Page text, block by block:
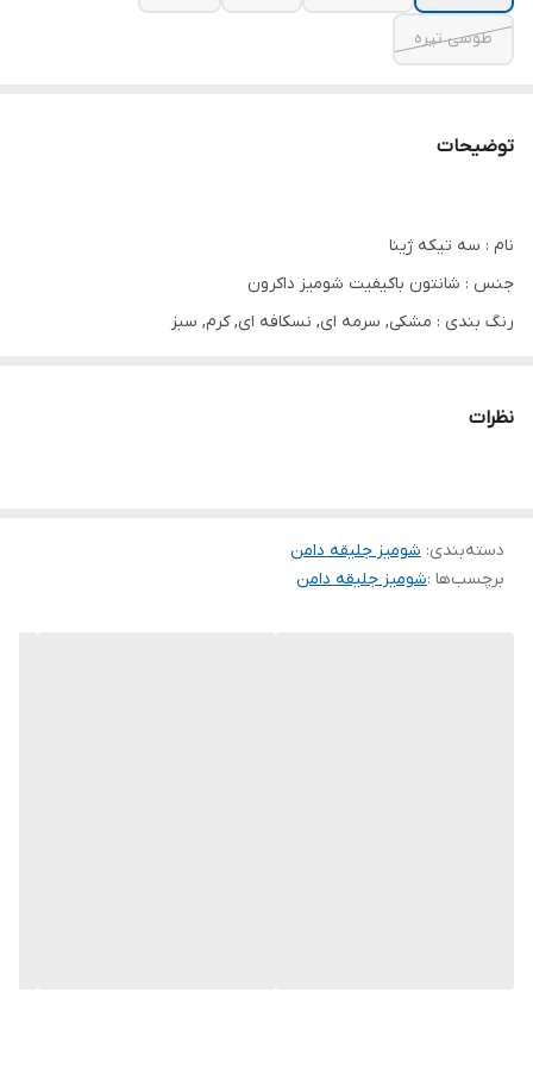
طوسی تیره
توضیحات
نام : سه تیکه ژینا
جنس : شانتون باکیفیت شومیز داکرون
رنگ بندی : مشکی, سرمه ای, نسکافه ای, کرم, سبز
🌹قد جلیقه حدود ۵۶ سانت
🌹دور سینه جلیقه حدود ۱۰۰ سانت
نظرات
دسته‌بندی: شومیز جلیقه دامن
برچسب‌ها :شومیز جلیقه دامن